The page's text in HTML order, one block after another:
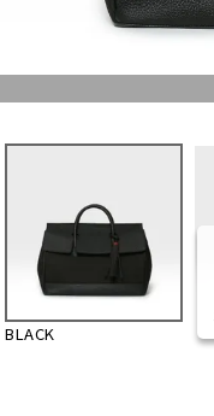
BLACK